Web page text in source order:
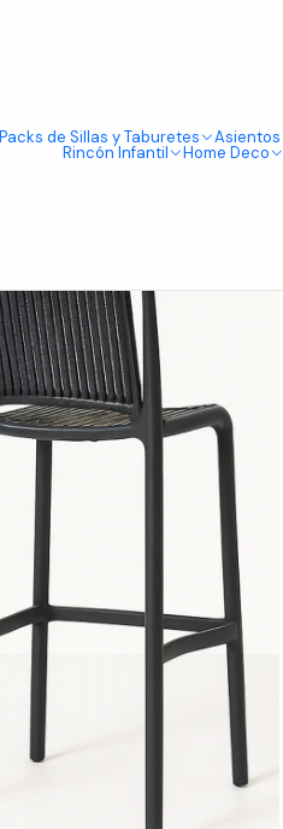
Packs de Sillas y Taburetes Asientos
Rincón Infantil Home Deco